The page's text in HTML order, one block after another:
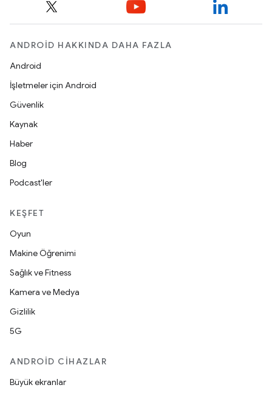
ANDROID HAKKINDA DAHA FAZLA
Android
İşletmeler için Android
Güvenlik
Kaynak
Haber
Blog
Podcast'ler
KEŞFET
Oyun
Makine Öğrenimi
Sağlık ve Fitness
Kamera ve Medya
Gizlilik
5G
ANDROID CIHAZLAR
Büyük ekranlar